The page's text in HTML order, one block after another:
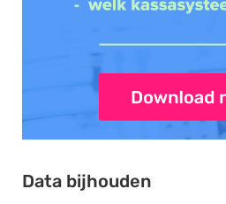
Data bijhouden